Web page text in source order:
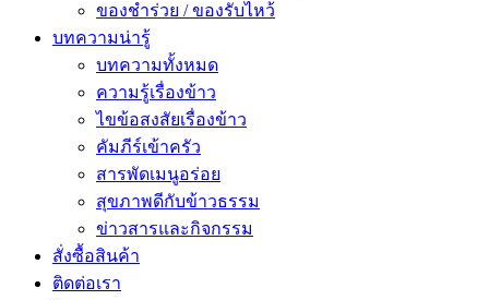
ของชำร่วย / ของรับไหว้
บทความน่ารู้
บทความทั้งหมด
ความรู้เรื่องข้าว
ไขข้อสงสัยเรื่องข้าว
คัมภีร์เข้าครัว
สารพัดเมนูอร่อย
สุขภาพดีกับข้าวธรรม
ข่าวสารและกิจกรรม
สั่งซื้อสินค้า
ติดต่อเรา